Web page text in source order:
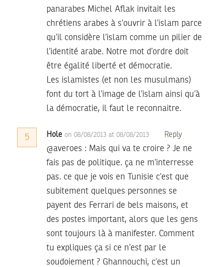
panarabes Michel Aflak invitait les
chrétiens arabes à s’ouvrir à l’islam parce
qu’il considère l’islam comme un pilier de
l’identité arabe. Notre mot d’ordre doit
être égalité liberté et démocratie.
Les islamistes (et non les musulmans)
font du tort à l’image de l’islam ainsi qu’à
la démocratie, il faut le reconnaitre.
5 Hole on 08/08/2013 at 08/08/2013 Reply
@averoes : Mais qui va te croire ? Je ne
fais pas de politique. ça ne m’interresse
pas. ce que je vois en Tunisie c’est que
subitement quelques personnes se
payent des Ferrari de bels maisons, et
des postes important, alors que les gens
sont toujours là à manifester. Comment
tu expliques ça si ce n’est par le
soudoiement ? Ghannouchi, c’est un